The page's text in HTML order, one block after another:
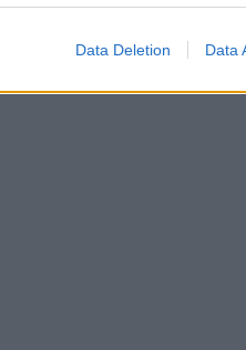
Data Deletion Data